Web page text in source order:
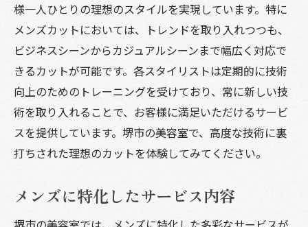
様一人ひとりの理想のスタイルを実現しています。特に
メンズカットにおいては、トレンドを取り入れつつも、
ビジネスシーンからカジュアルシーンまで幅広く対応で
きるカットが可能です。各スタイリストは定期的に技術
向上のためのトレーニングを受けており、常に新しい技
術を取り入れることで、お客様に満足いただけるサービ
スを提供しています。堺市の美容室で、高度な技術に裏
打ちされた理想のカットを体験してみてください。
メンズに特化したサービス内容